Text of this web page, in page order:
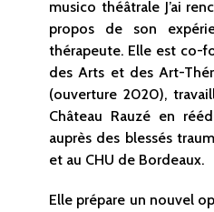
musico théâtrale J’ai
propos de son
thérapeute. Elle est co-
des Arts et des Art-
(ouverture 2020),
Château Rauzé en
auprès des blessés
et au CHU de Bordeaux.
Elle prépare un nouvel